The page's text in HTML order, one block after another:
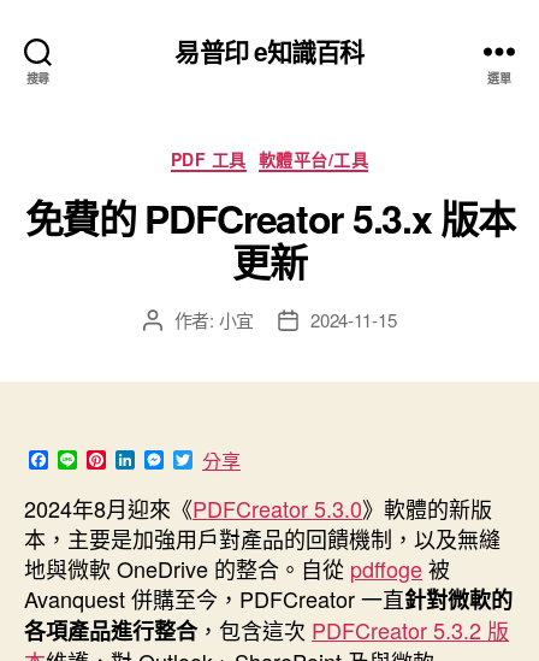
搜尋
易普印 e知識百科
選單
分
類
PDF 工具 軟體平台/工具
免費的 PDFCreator 5.3.x 版本
更新
文 作者: 小宜
文 2024-11-15
F
a
c
e
b
o
o
k
L
n
e
P
n
t
e
r
e
s
t
L
n
k
e
d
I
n
M
e
s
s
e
n
g
e
r
T
w
i
t
t
e
r
分享
2024年8月迎來《PDFCreator 5.3.0》軟體的新版
本，主要是加強用戶對產品的回饋機制，以及無縫
地與微軟 OneDrive 的整合。自從 pdffoge被
Avanquest 併購至今，PDFCreator 一直針對微軟的
各項產品進行整合，包含這次 PDFCreator 5.3.2 版